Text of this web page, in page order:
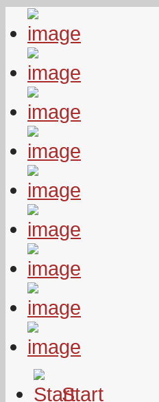
Start